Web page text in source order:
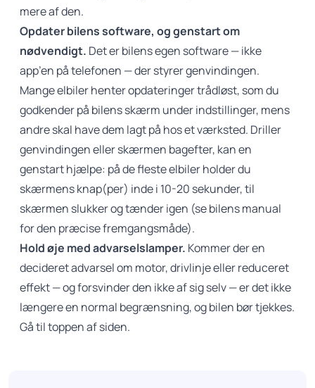
mere af den.
Opdater bilens software, og genstart om
nødvendigt. Det er bilens egen software — ikke
app’en på telefonen — der styrer genvindingen.
Mange elbiler henter opdateringer trådløst, som du
godkender på bilens skærm under indstillinger, mens
andre skal have dem lagt på hos et værksted. Driller
genvindingen eller skærmen bagefter, kan en
genstart hjælpe: på de fleste elbiler holder du
skærmens knap(per) inde i 10-20 sekunder, til
skærmen slukker og tænder igen (se bilens manual
for den præcise fremgangsmåde).
Hold øje med advarselslamper. Kommer der en
decideret advarsel om motor, drivlinje eller reduceret
effekt — og forsvinder den ikke af sig selv — er det ikke
længere en normal begrænsning, og bilen bør tjekkes.
Gå til toppen af siden.